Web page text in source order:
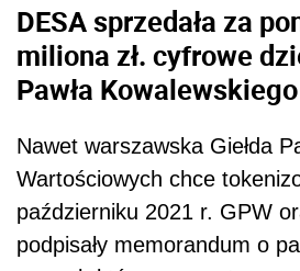
DESA sprzedała za
miliona zł. cyfrowe
Pawła Kowalewskiego
Nawet warszawska Giełda
Wartościowych chce
październiku 2021 r. GPW
podpisały memorandum o